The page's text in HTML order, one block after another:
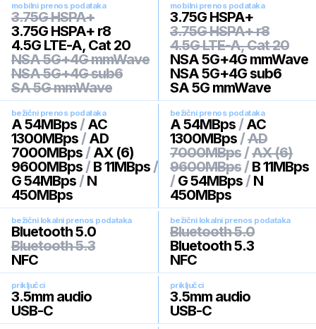
mobilni prenos podataka
3.75G HSPA+
3.75G HSPA+ r8
4.5G LTE-A, Cat 20
NSA 5G+4G mmWave
NSA 5G+4G sub6
SA 5G mmWave
mobilni prenos podataka
3.75G HSPA+
3.75G HSPA+ r8
4.5G LTE-A, Cat 20
NSA 5G+4G mmWave
NSA 5G+4G sub6
SA 5G mmWave
bežični prenos podataka
A 54MBps / AC
1300MBps / AD
7000MBps / AX (6)
9600MBps / B 11MBps /
G 54MBps / N
450MBps
bežični prenos podataka
A 54MBps / AC
1300MBps /AD
7000MBps /AX (6)
9600MBps / B 11MBps
/ G 54MBps / N
450MBps
bežični lokalni prenos podataka
Bluetooth 5.0
Bluetooth 5.3
NFC
bežični lokalni prenos podataka
Bluetooth 5.0
Bluetooth 5.3
NFC
priključci
3.5mm audio
USB-C
priključci
3.5mm audio
USB-C